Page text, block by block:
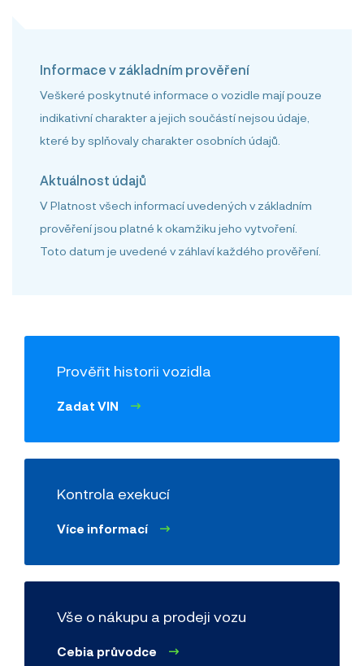
Informace v základním prověření
Veškeré poskytnuté informace o vozidle mají pouze
indikativní charakter a jejich součástí nejsou údaje,
které by splňovaly charakter osobních údajů.
Aktuálnost údajů
V Platnost všech informací uvedených v základním
prověření jsou platné k okamžiku jeho vytvoření.
Toto datum je uvedené v záhlaví každého prověření.
Prověřit historii vozidla
Zadat VIN
Kontrola exekucí
Více informací
Vše o nákupu a prodeji vozu
Cebia průvodce